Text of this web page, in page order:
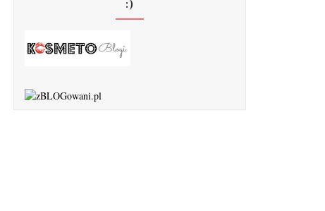
:)